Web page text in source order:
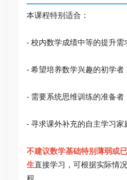
本课程特别适合：
- 校内数学成绩中等的提升需
- 希望培养数学兴趣的初学者
- 需要系统思维训练的准备者
- 寻求课外补充的自主学习家
不建议数学基础特别薄弱或
生直接学习，可根据实际情